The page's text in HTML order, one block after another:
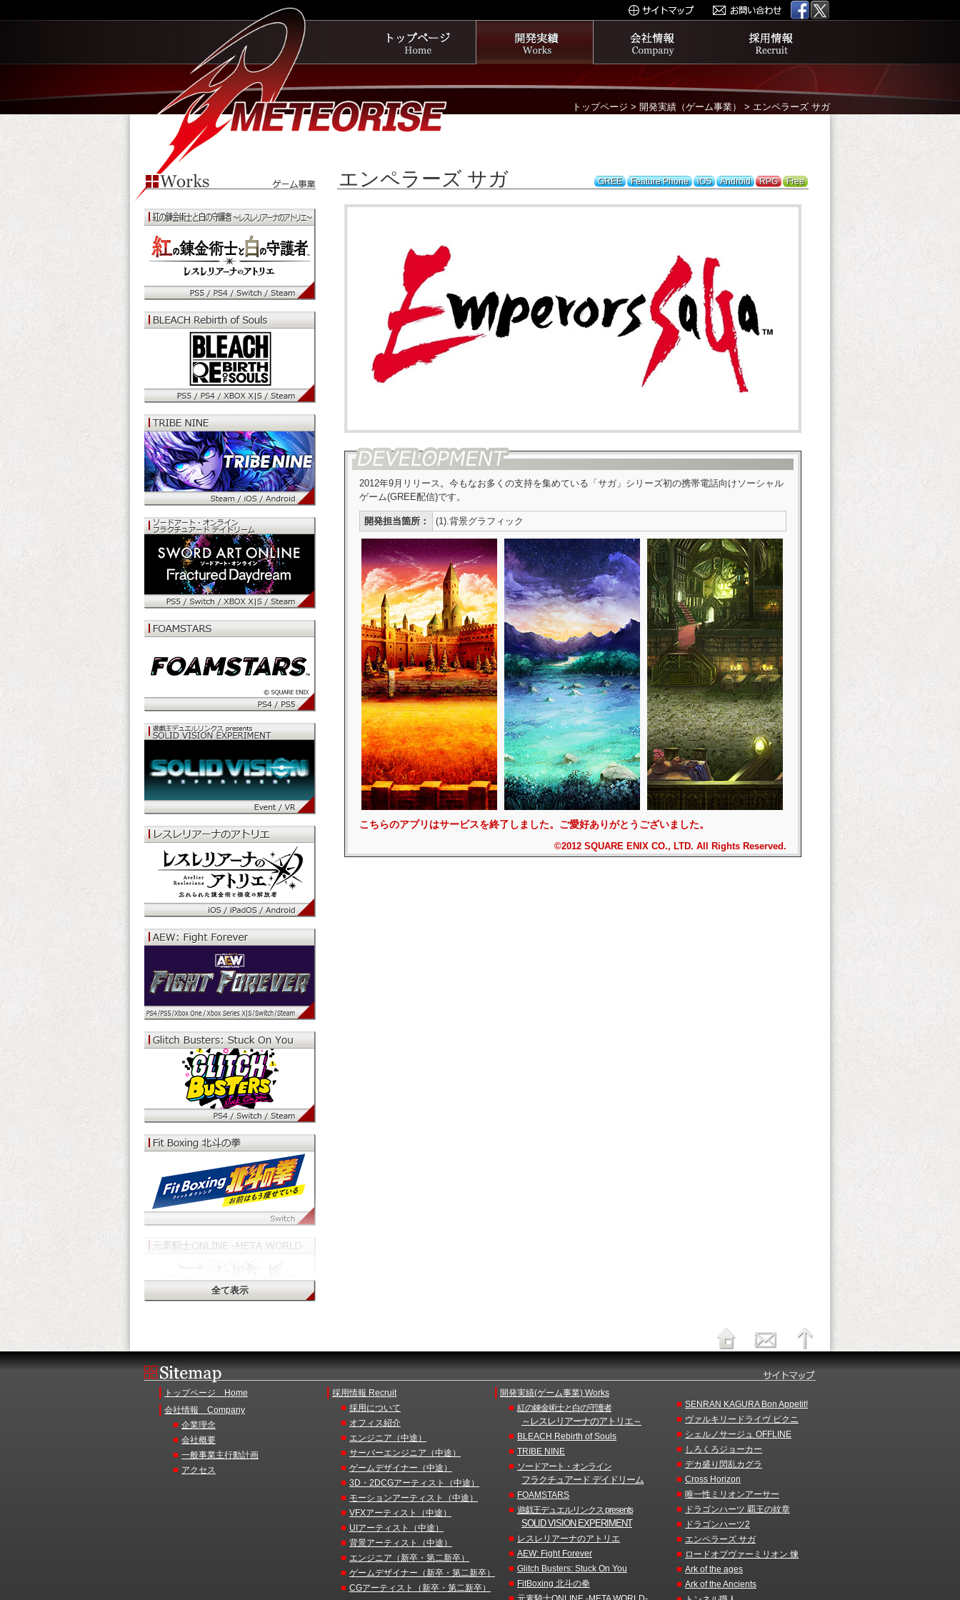
トップページ > 開発実績（ゲーム事業） > エンペラーズ サガ
エンペラーズ サガ GREE Feature Phone iOS Android RPG Free
2012年9月リリース。今もなお多くの支持を集めている「サガ」シリーズ初の携帯電話向けソーシャル
ゲーム(GREE配信)です。
開発担当箇所： (1).背景グラフィック
こちらのアプリはサービスを終了しました。ご愛好ありがとうございました。
©2012 SQUARE ENIX CO., LTD. All Rights Reserved.
トップページ Home
会社情報 Company
■ 企業理念
■ 会社概要
■ 一般事業主行動計画
■ アクセス
採用情報 Recruit
■ 採用について
■ オフィス紹介
■ エンジニア（中途）
■ サーバーエンジニア（中途）
■ ゲームデザイナー（中途）
■ 3D・2DCGアーティスト（中途）
■ モーションアーティスト（中途）
■ VFXアーティスト（中途）
■ UIアーティスト（中途）
■ 背景アーティスト（中途）
■ エンジニア（新卒・第二新卒）
■ ゲームデザイナー（新卒・第二新卒）
■ CGアーティスト（新卒・第二新卒）
開発実績(ゲーム事業) Works
■ 紅の錬金術士と白の守護者
～レスレリアーナのアトリエ～
■ BLEACH Rebirth of Souls
■ TRIBE NINE
■ ソードアート・オンライン
フラクチュアード デイドリーム
■ FOAMSTARS
■ 遊戯王デュエルリンクス presents
SOLID VISION EXPERIMENT
■ レスレリアーナのアトリエ
■ AEW: Fight Forever
■ Glitch Busters: Stuck On You
■ FitBoxing 北斗の拳
■ SENRAN KAGURA Bon Appetit!
■ ヴァルキリードライヴ ビクニ
■ シェルノサージュ OFFLINE
■ しろくろジョーカー
■ デカ盛り閃乱カグラ
■ Cross Horizon
■ 唯一性ミリオンアーサー
■ ドラゴンハーツ 覇王の紋章
■ ドラゴンハーツ2
■ エンペラーズ サガ
■ ロードオブヴァーミリオン 煉
■ Ark of the ages
■ Ark of the Ancients